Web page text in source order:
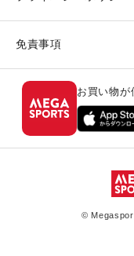
免責事項
お買い物が
©